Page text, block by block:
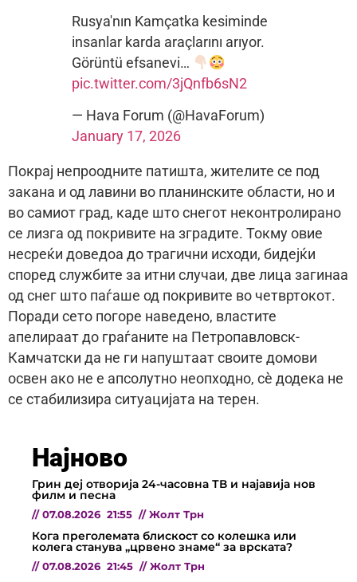
Rusya'nın Kamçatka kesiminde
insanlar karda araçlarını arıyor.
Görüntü efsanevi…
pic.twitter.com/3jQnfb6sN2
— Hava Forum (@HavaForum)
January 17, 2026
Покрај непроодните патишта, жителите се под
закана и од лавини во планинските области, но и
во самиот град, каде што снегот неконтролирано
се лизга од покривите на зградите. Токму овие
несреќи доведоа до трагични исходи, бидејќи
според службите за итни случаи, две лица загинаа
од снег што паѓаше од покривите во четвртокот.
Поради сето погоре наведено, властите
апелираат до граѓаните на Петропавловск-
Камчатски да не ги напуштаат своите домови
освен ако не е апсолутно неопходно, сè додека не
се стабилизира ситуацијата на терен.
Најново
Грин деј отворија 24-часовна ТВ и најавија нов
филм и песна
// 07.08.2026 21:55 // Жолт Трн
Кога преголемата блискост со колешка или
колега станува „црвено знаме“ за врската?
// 07.08.2026 21:45 // Жолт Трн